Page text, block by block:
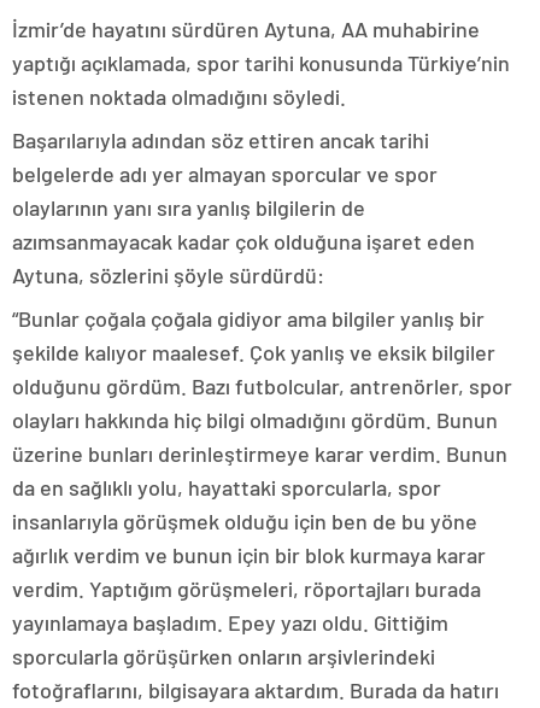
İzmir’de hayatını sürdüren Aytuna, AA muhabirine
yaptığı açıklamada, spor tarihi konusunda Türkiye’nin
istenen noktada olmadığını söyledi.
Başarılarıyla adından söz ettiren ancak tarihi
belgelerde adı yer almayan sporcular ve spor
olaylarının yanı sıra yanlış bilgilerin de
azımsanmayacak kadar çok olduğuna işaret eden
Aytuna, sözlerini şöyle sürdürdü:
“Bunlar çoğala çoğala gidiyor ama bilgiler yanlış bir
şekilde kalıyor maalesef. Çok yanlış ve eksik bilgiler
olduğunu gördüm. Bazı futbolcular, antrenörler, spor
olayları hakkında hiç bilgi olmadığını gördüm. Bunun
üzerine bunları derinleştirmeye karar verdim. Bunun
da en sağlıklı yolu, hayattaki sporcularla, spor
insanlarıyla görüşmek olduğu için ben de bu yöne
ağırlık verdim ve bunun için bir blok kurmaya karar
verdim. Yaptığım görüşmeleri, röportajları burada
yayınlamaya başladım. Epey yazı oldu. Gittiğim
sporcularla görüşürken onların arşivlerindeki
fotoğraflarını, bilgisayara aktardım. Burada da hatırı